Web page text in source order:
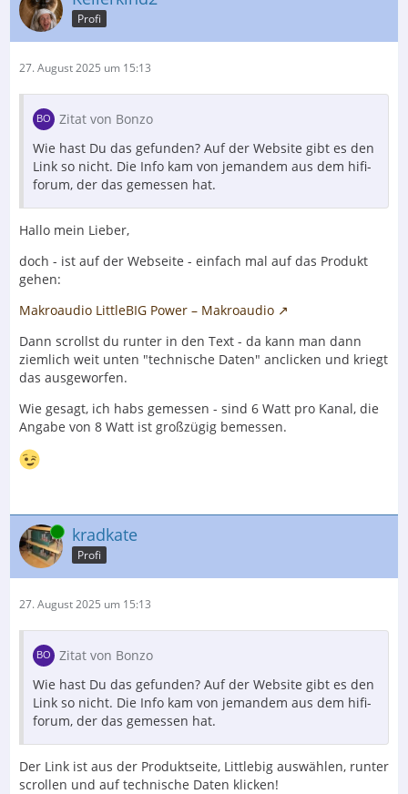
Profi
27. August 2025 um 15:13
Zitat von Bonzo
Wie hast Du das gefunden? Auf der Website gibt es den
Link so nicht. Die Info kam von jemandem aus dem hifi-
forum, der das gemessen hat.
Hallo mein Lieber,
doch - ist auf der Webseite - einfach mal auf das Produkt
gehen:
Makroaudio LittleBIG Power – Makroaudio
Dann scrollst du runter in den Text - da kann man dann
ziemlich weit unten "technische Daten" anclicken und kriegt
das ausgeworfen.
Wie gesagt, ich habs gemessen - sind 6 Watt pro Kanal, die
Angabe von 8 Watt ist großzügig bemessen.
Online kradkate
Profi
27. August 2025 um 15:13
Zitat von Bonzo
Wie hast Du das gefunden? Auf der Website gibt es den
Link so nicht. Die Info kam von jemandem aus dem hifi-
forum, der das gemessen hat.
Der Link ist aus der Produktseite, Littlebig auswählen, runter
scrollen und auf technische Daten klicken!